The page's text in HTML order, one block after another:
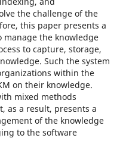
the challenge of the
this paper presents a
manage the knowledge
to capture, storage,
Such the system
within the
on their knowledge.
mixed methods
as a result, presents a
of the knowledge
to the software